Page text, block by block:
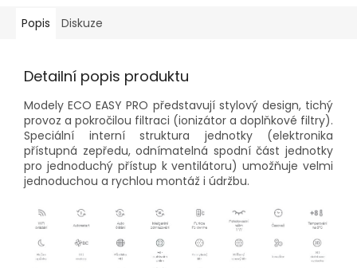
Popis Diskuze
Detailní popis produktu
Modely ECO EASY PRO představují stylový design, tichý
provoz a pokročilou filtraci (ionizátor a doplňkové filtry).
Speciální interní struktura jednotky (elektronika
přístupná zepředu, odnímatelná spodní část jednotky
pro jednoduchý přístup k ventilátoru) umožňuje velmi
jednoduchou a rychlou montáž i údržbu.